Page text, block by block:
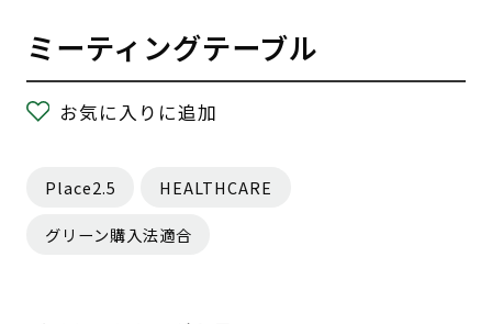
ミーティングテーブル
お気に入りに追加
Place2.5 HEALTHCARE
グリーン購入法適合